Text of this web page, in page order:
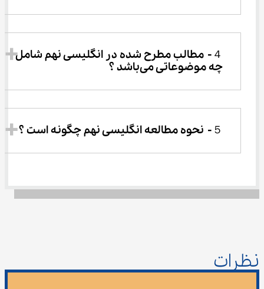
４-	مطالب مطرح شده در انگلیسی نهم شامل
چه موضوعاتی می‌باشد ؟
５-	نحوه مطالعه انگلیسی نهم چگونه است ؟
نظرات